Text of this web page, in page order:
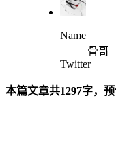
Name
骨哥
Twitter
本篇文章共1297字，